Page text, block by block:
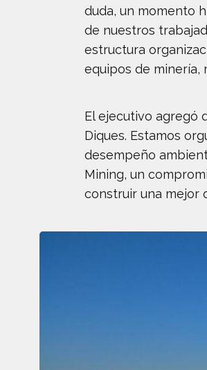
duda, un momento
de nuestros
estructura
equipos de minería,
El ejecutivo agregó
Diques. Estamos
desempeño
Mining, un
construir una mejor